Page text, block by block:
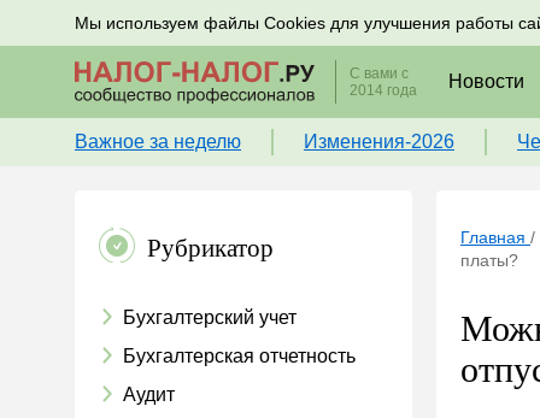
Мы используем файлы Cookies для улучшения работы
Подписывайтесь на новости по налогам, учету и
С вами с
2014 года
Новости
Важное за неделю Изменения-2026
Рубрикатор
Бухгалтерский учет
Бухгалтерская отчетность
Аудит
Главная /
платы?